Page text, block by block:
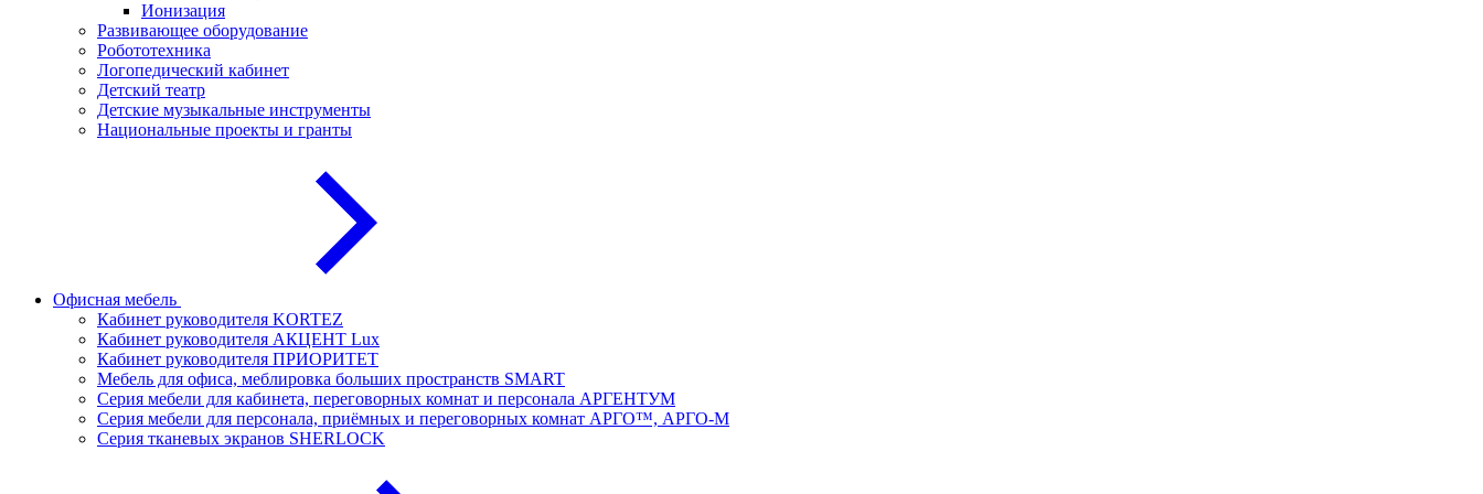
Ионизация
Развивающее оборудование
Робототехника
Логопедический кабинет
Детский театр
Детские музыкальные инструменты
Национальные проекты и гранты
Офисная мебель
Кабинет руководителя KORTEZ
Кабинет руководителя АКЦЕНТ Lux
Кабинет руководителя ПРИОРИТЕТ
Мебель для офиса, меблировка больших пространств SMART
Серия мебели для кабинета, переговорных комнат и персонала АРГЕНТУМ
Серия мебели для персонала, приёмных и переговорных комнат АРГО™, АРГО-М
Серия тканевых экранов SHERLOCK